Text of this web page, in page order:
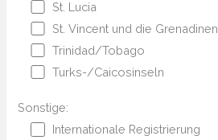
St. Lucia
St. Vincent und die Grenadinen
Trinidad/Tobago
Turks-/Caicosinseln
Sonstige:
Internationale Registrierung